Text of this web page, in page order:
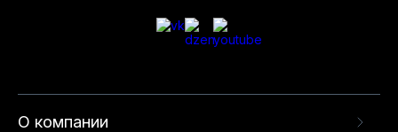
О компании